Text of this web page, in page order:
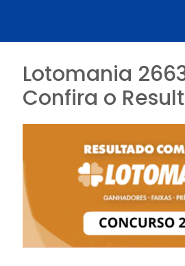
Lotomania
Confira o